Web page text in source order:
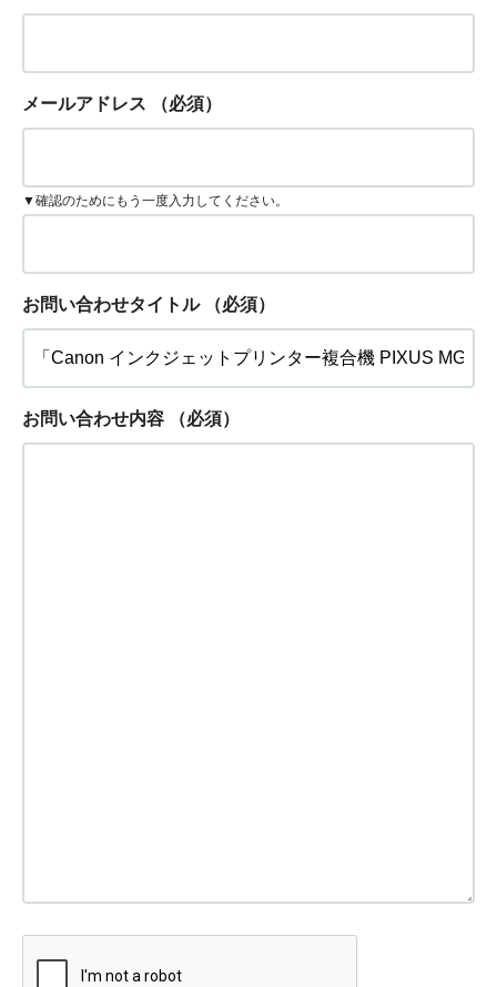
メールアドレス （必須）
▼確認のためにもう一度入力してください。
お問い合わせタイトル （必須）
お問い合わせ内容 （必須）